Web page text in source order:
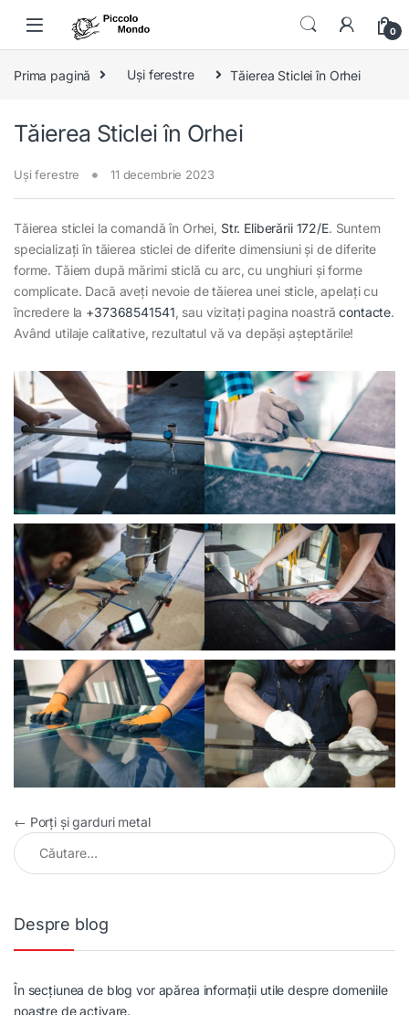
0
Prima pagină Uși ferestre Tăierea Sticlei în Orhei
Tăierea Sticlei în Orhei
Uși ferestre 11 decembrie 2023
Tăierea sticlei la comandă în Orhei, Str. Eliberării 172/E. Suntem
specializați în tăierea sticlei de diferite dimensiuni și de diferite
forme. Tăiem după mărimi sticlă cu arc, cu unghiuri și forme
complicate. Dacă aveți nevoie de tăierea unei sticle, apelați cu
încredere la +37368541541 , sau vizitați pagina noastrăcontacte.
Având utilaje calitative, rezultatul vă va depăși așteptările!
Navigare în articole
← Porți și garduri metal
Caută după:
Despre blog
În secțiunea de blog vor apărea informații utile despre domeniile
noastre de activare.